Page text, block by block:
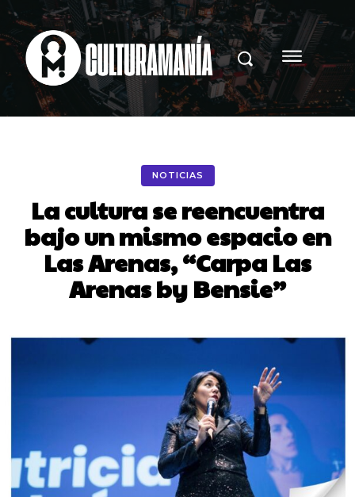
NOTICIAS
La cultura se reencuentra
bajo un mismo espacio en
Las Arenas, “Carpa Las
Arenas by Bensie”